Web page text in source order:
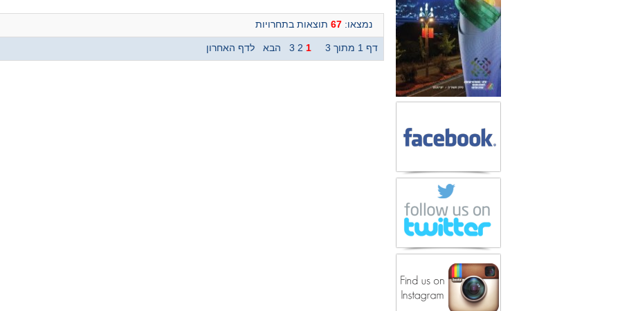
נמצאו: 67 תוצאות בתחרויות
דף 1 מתוך 3 1
2
3 הבא לדף האחרון